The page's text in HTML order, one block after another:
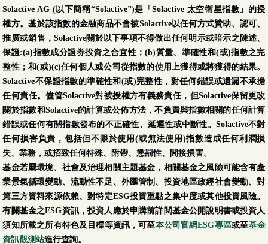
Solactive AG (以下簡稱“Solactive”)是「Solactive 太空衛星指數」的授
權方。基於該指數的金融商品不會被Solactive以任何方式贊助、認可、
推廣或銷售，Solactive關於以下事項不得做出任何明示或暗示之陳述、
保證:(a)指數成分證券投資之合宜性；(b)質量、準確性和(或)指數之完
整性；和(或)(c)任何個人或公司從指數的使用上獲得或將獲得的結果。
Solactive不保證指數的準確性和(或)完整性，對任何錯誤或遺漏不承擔
任何責任。儘管Solactive對被授權方有義務責任，但Solactive保留更改
關於指數和Solactive的計算或公佈方法，不負責與指數相關的任何計算
錯誤或任何有關指數發布的不正確性、延遲性或中斷性。Solactive不對
任何損害負責，包括但不限於使用(或無法使用)指數造成任何利潤損
失、業務，或招致任何特殊、附帶、懲罰性、間接損害。
基金若屬環境、社會及治理相關主題基金，相關基金之風險可能含有產
業景氣循環變動、流動性不足、外匯管制、投資地區政經社會變動、對
第三方資料來源依賴、對特定ESG投資重點之集中度或其他投資風險。
有關基金之ESG資訊，投資人應於申購前詳閱基金公開說明書或投資人
須知所載之所有特色及目標等資訊，可至本公司官網ESG專區或至基金
資訊觀測站進行查詢。